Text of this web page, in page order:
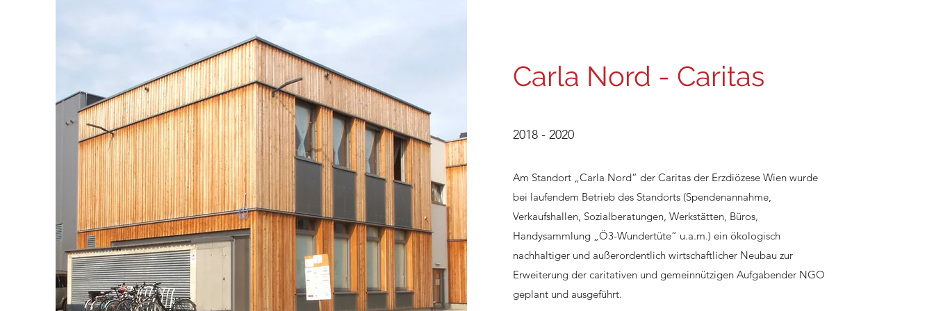
Carla Nord - Caritas
2018 - 2020
Am Standort „Carla Nord“ der Caritas der Erzdiözese Wien wurde
bei laufendem Betrieb des Standorts (Spendenannahme,
Verkaufshallen, Sozialberatungen, Werkstätten, Büros,
Handysammlung „Ö3-Wundertüte“ u.a.m.) ein ökologisch
nachhaltiger und außerordentlich wirtschaftlicher Neubau zur
Erweiterung der caritativen und gemeinnützigen Aufgabender NGO
geplant und ausgeführt.